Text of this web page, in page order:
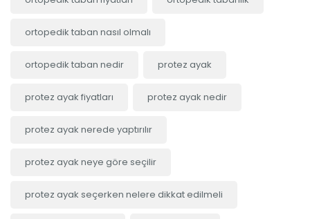
ortopedik taban nasıl olmalı
ortopedik taban nedir protez ayak
protez ayak fiyatları protez ayak nedir
protez ayak nerede yaptırılır
protez ayak neye göre seçilir
protez ayak seçerken nelere dikkat edilmeli